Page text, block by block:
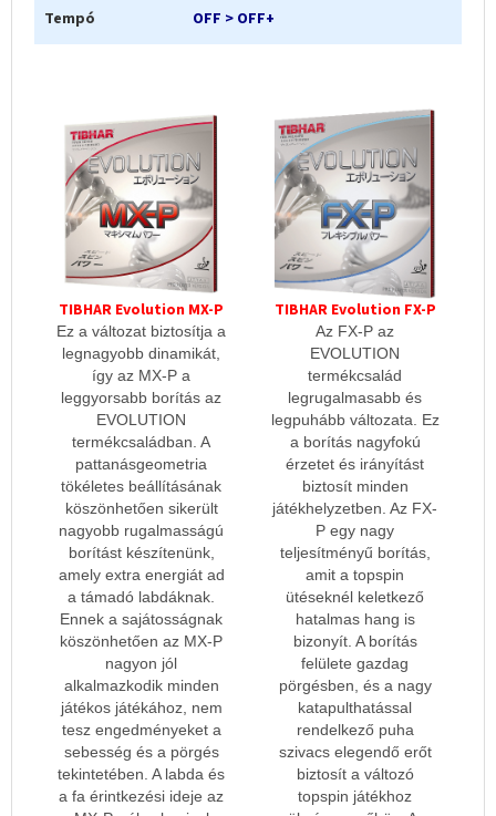
Tempó OFF > OFF+
TIBHAR Evolution MX-P
Ez a változat biztosítja a
legnagyobb dinamikát,
így az MX-P a
leggyorsabb borítás az
EVOLUTION
termékcsaládban. A
pattanásgeometria
tökéletes beállításának
köszönhetően sikerült
nagyobb rugalmasságú
borítást készítenünk,
amely extra energiát ad
a támadó labdáknak.
Ennek a sajátosságnak
köszönhetően az MX-P
nagyon jól
alkalmazkodik minden
játékos játékához, nem
tesz engedményeket a
sebesség és a pörgés
tekintetében. A labda és
a fa érintkezési ideje az
TIBHAR Evolution FX-P
Az FX-P az
EVOLUTION
termékcsalád
legrugalmasabb és
legpuhább változata. Ez
a borítás nagyfokú
érzetet és irányítást
biztosít minden
játékhelyzetben. Az FX-
P egy nagy
teljesítményű borítás,
amit a topspin
ütéseknél keletkező
hatalmas hang is
bizonyít. A borítás
felülete gazdag
pörgésben, és a nagy
katapulthatással
rendelkező puha
szivacs elegendő erőt
biztosít a változó
topspin játékhoz